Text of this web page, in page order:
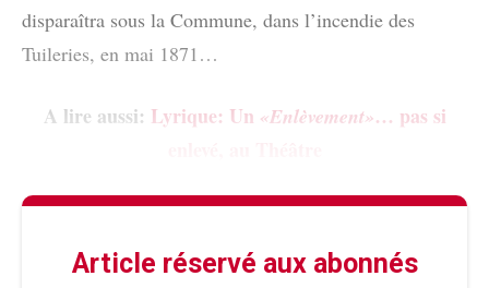
disparaîtra sous la Commune, dans l’incendie des
Tuileries, en mai 1871…
A lire aussi: Lyrique: Un «Enlèvement»… pas si
Article réservé aux abonnés